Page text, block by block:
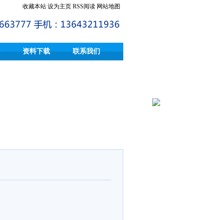
收藏本站 设为主页 RSS阅读 网站地图
资料下载 联系我们